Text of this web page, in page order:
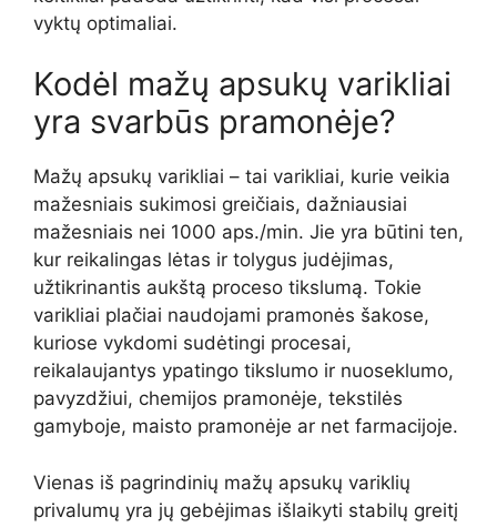
vyktų optimaliai.
Kodėl mažų apsukų varikliai
yra svarbūs pramonėje?
Mažų apsukų varikliai – tai varikliai, kurie veikia
mažesniais sukimosi greičiais, dažniausiai
mažesniais nei 1000 aps./min. Jie yra būtini ten,
kur reikalingas lėtas ir tolygus judėjimas,
užtikrinantis aukštą proceso tikslumą. Tokie
varikliai plačiai naudojami pramonės šakose,
kuriose vykdomi sudėtingi procesai,
reikalaujantys ypatingo tikslumo ir nuoseklumo,
pavyzdžiui, chemijos pramonėje, tekstilės
gamyboje, maisto pramonėje ar net farmacijoje.
Vienas iš pagrindinių mažų apsukų variklių
privalumų yra jų gebėjimas išlaikyti stabilų greitį